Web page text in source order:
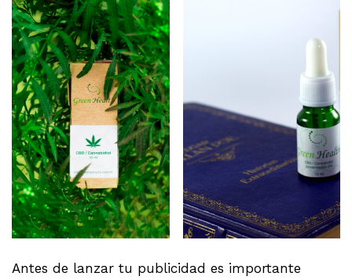
Antes de lanzar tu publicidad es importante